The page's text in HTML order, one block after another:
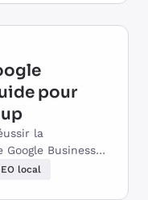
pour
la
Business
erreurs à
local